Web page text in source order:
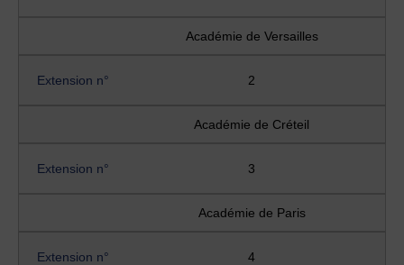
Académie de Versailles
Extension n° 2
Académie de Créteil
Extension n° 3
Académie de Paris
Extension n° 4